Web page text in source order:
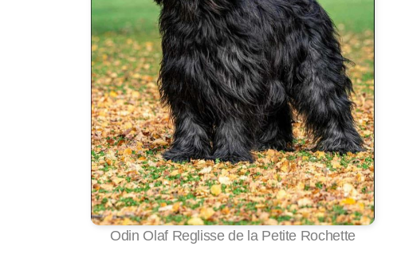
Odin Olaf Reglisse de la Petite Rochette